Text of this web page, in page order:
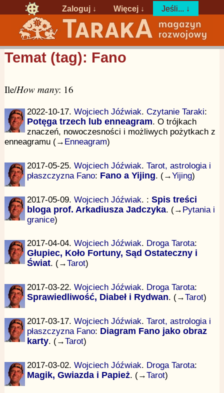
Zaloguj ↓ Więcej ↓ Jeśli... ↓
Temat (tag): Fano
Ile/How many: 16
2022-10-17. Wojciech Jóźwiak. Czytanie Taraki:
Potęga trzech lub enneagram. O trójkach
znaczeń, nowoczesności i możliwych pożytkach z
enneagramu (→ Enneagram)
2017-05-25. Wojciech Jóźwiak. Tarot, astrologia i
płaszczyzna Fano: Fano a Yijing. (→Yijing)
2017-05-09. Wojciech Jóźwiak. : Spis treści
bloga prof. Arkadiusza Jadczyka. (→ Pytania i
granice)
2017-04-04. Wojciech Jóźwiak. Droga Tarota:
Głupiec, Koło Fortuny, Sąd Ostateczny i
Świat. (→Tarot)
2017-03-22. Wojciech Jóźwiak. Droga Tarota:
Sprawiedliwość, Diabeł i Rydwan. (→Tarot)
2017-03-17. Wojciech Jóźwiak. Tarot, astrologia i
płaszczyzna Fano: Diagram Fano jako obraz
karty. (→Tarot)
2017-03-02. Wojciech Jóźwiak. Droga Tarota:
Magik, Gwiazda i Papież. (→Tarot)